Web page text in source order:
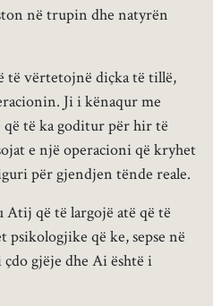
në trupin dhe natyrën
të vërtetojnë diçka të tillë,
Ji i kënaqur me
të ka goditur për hir të
e një operacioni që kryhet
për gjendjen tënde reale.
që të largojë atë që të
që ke, sepse në
gjëje dhe Ai është i